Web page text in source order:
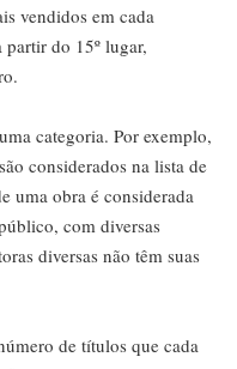
vendidos em cada
partir do 15º lugar,
categoria. Por exemplo,
considerados na lista de
uma obra é considerada
com diversas
diversas não têm suas
de títulos que cada